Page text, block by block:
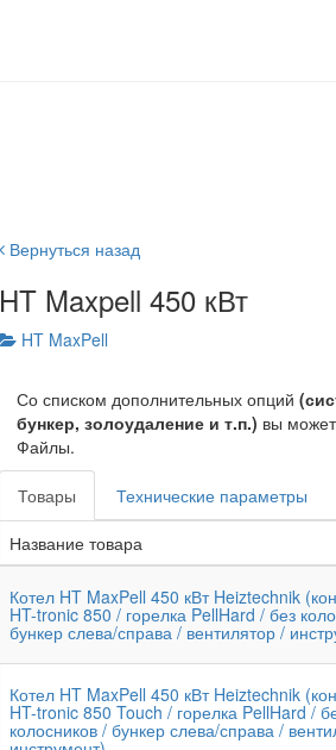
Вернуться назад
HT Maxpell 450 кВт
HT MaxPell
Со списком дополнительных опций
бункер, золоудаление и т.п.) вы
Файлы.
Товары Технические параметры
Название товара
Котел HT MaxPell 450 кВт Heiztechnik
HT-tronic 850 / горелка PellHard / без
бункер слева/справа / вентилятор /
Котел HT MaxPell 450 кВт Heiztechnik
HT-tronic 850 Touch / горелка PellHard /
колосников / бункер слева/справа /